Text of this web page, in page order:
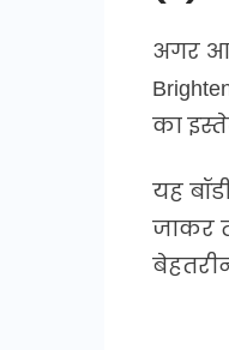
अगर
का
यह
जाकर